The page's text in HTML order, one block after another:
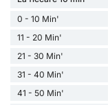
0 - 10 Min'
11 - 20 Min'
21 - 30 Min'
31 - 40 Min'
41 - 50 Min'